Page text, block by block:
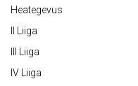
Heategevus
II Liiga
III Liiga
IV Liiga